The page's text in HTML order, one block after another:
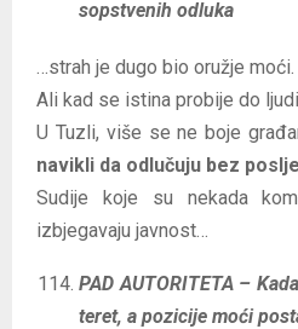
sopstvenih odluka
…strah je dugo bio oružje moći.
Ali kad se istina probije do
U Tuzli, više se ne boje
navikli da odlučuju bez
Sudije koje su nekada
izbjegavaju javnost…
PAD AUTORITETA –
teret, a pozicije moći